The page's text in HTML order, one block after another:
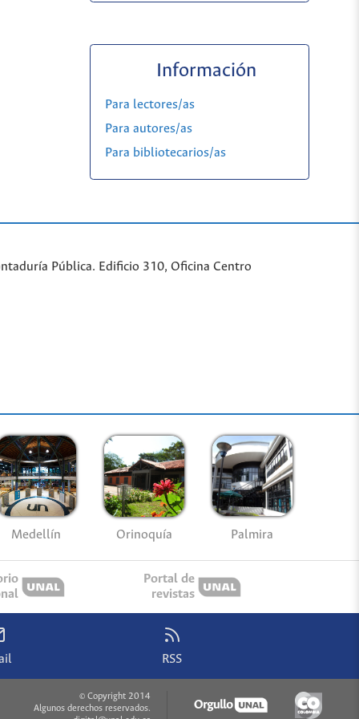
Información
Para lectores/as
Para autores/as
Para bibliotecarios/as
Pública. Edificio 310, Oficina Centro
Medellín Orinoquía Palmira
Portal de
revistas
RSS
© Copyright 2014
Algunos derechos reservados.